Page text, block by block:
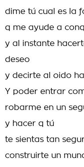
dime tú cual es la
q me ayude a
y al instante
deseo
y decirte al oido
Y poder entrar
robarme en un
y hacer q tú
te sientas tan
construirte un